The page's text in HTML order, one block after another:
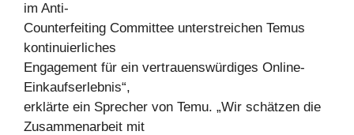
im Anti-
Counterfeiting Committee unterstreichen Temus
kontinuierliches
Engagement für ein vertrauenswürdiges Online-
Einkaufserlebnis“,
erklärte ein Sprecher von Temu. „Wir schätzen die
Zusammenarbeit mit